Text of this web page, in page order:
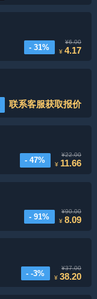
- 31%
¥6.00
¥4.17
联系客服获取报价
- 47%
¥22.00
¥ 11.66
- 91%
¥90.00
¥8.09
- -3%
¥37.00
¥38.20